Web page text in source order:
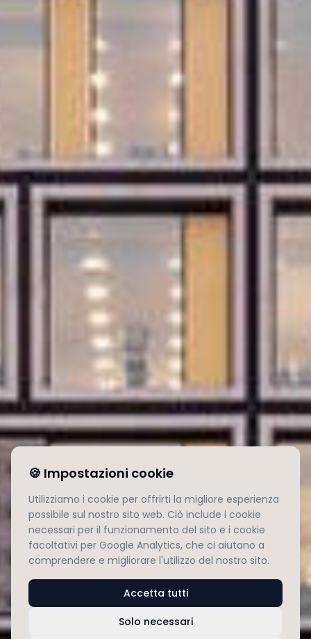
🍪 Impostazioni cookie
Utilizziamo i cookie per offrirti la migliore esperienza
possibile sul nostro sito web. Ciò include i cookie
necessari per il funzionamento del sito e i cookie
facoltativi per Google Analytics, che ci aiutano a
comprendere e migliorare l'utilizzo del nostro sito.
Accetta tutti
Solo necessari